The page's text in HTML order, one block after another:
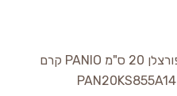
קערה פורצלן 20 ס"מ PANIO קרם
PAN20KS855A14